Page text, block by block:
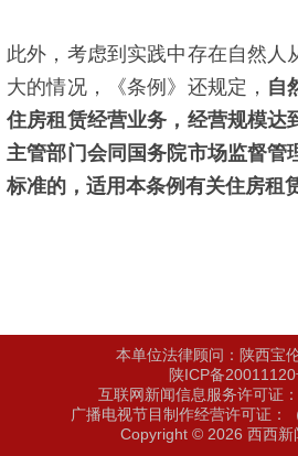
此外，考虑到实践中存在自然人
大的情况，《条例》还规定， 自
住房租赁经营业务，经营规模达
主管部门会同国务院市场监督管
标准的，适用本条例有关住房租
本单位法律顾问：陕西宝
陕ICP备20011120
互联网新闻信息服务许可证
广播电视节目制作经营许可证：
Copyright © 2026 西西新